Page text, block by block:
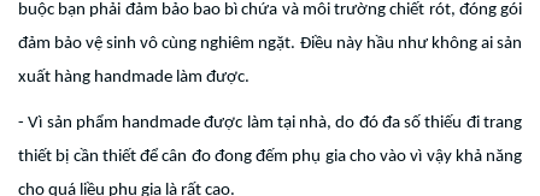
buộc bạn phải đảm bảo bao bì chứa và môi trường chiết rót, đóng gói
đảm bảo vệ sinh vô cùng nghiêm ngặt. Điều này hầu như không ai sản
xuất hàng handmade làm được.
- Vì sản phẩm handmade được làm tại nhà, do đó đa số thiếu đi trang
thiết bị cần thiết để cân đo đong đếm phụ gia cho vào vì vậy khả năng
cho quá liều phụ gia là rất cao.